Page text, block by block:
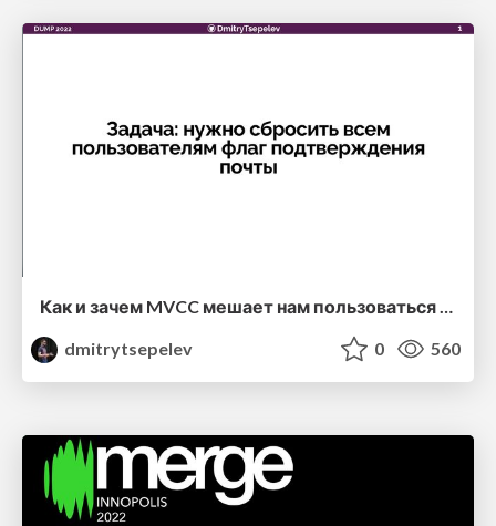
Как и зачем MVCC мешает нам пользоваться базой данных и почему это не плохо
dmitrytsepelev
0 560